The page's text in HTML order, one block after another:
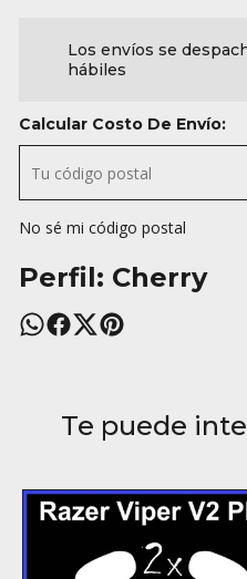
Los envíos se
hábiles
Calcular Costo De Envío:
No sé mi código postal
Perfil: Cherry
Te puede